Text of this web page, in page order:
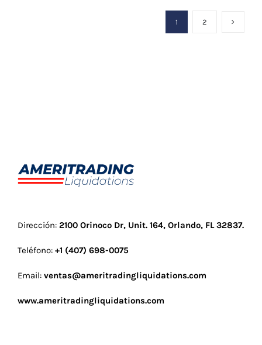
1 2
Dirección: 2100 Orinoco Dr, Unit. 164, Orlando, FL 32837.
Teléfono: +1 (407) 698-0075
Email: ventas@ameritradingliquidations.com
www.ameritradingliquidations.com